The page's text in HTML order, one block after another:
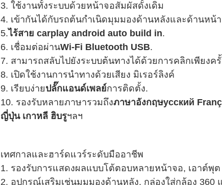
3. ใช้งานทั้งระบบด้วยหน้าจอสัมผัสดั้งเดิม
4. เข้ากันได้กับรถต้นกำเนิดมุมมองด้านหลังและด้านหน้า
5.ไร้สาย carplay android auto build in.
6. เชื่อมต่อผ่านWi-Fi Bluetooth USB.
7. สามารถสลับไปยังระบบต้นทางได้ด้วยการคลิกเพียง
8. เปิดใช้งานการนำทางด้วยเสียง มิเรอร์ลิงค์
9. เรียบง่ายปลั๊กแอนด์เพลย์การติดตั้ง.
10. รองรับหลายภาษารวมถึงภาษาอังกฤษусский
ญี่ปุ่น เกาหลี ฮิบรูฯลฯ
เทศกาลและฮาร์ดแวร์ระดับมืออาชีพ
1. รองรับการแสดงผลแบบโต้ตอบหลายหน้าจอ, เอาต์พุต
2. อุปกรณ์เสริมเช่นมุมมองด้านหลัง, กล่องใส่กล้อง 360